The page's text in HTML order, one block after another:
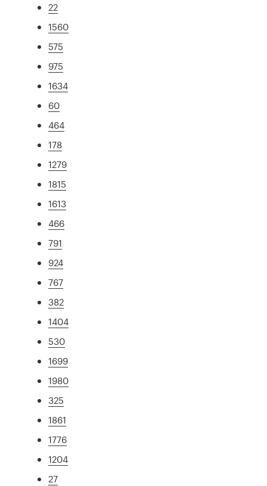
22
1560
575
975
1634
60
464
178
1279
1815
1613
466
791
924
767
382
1404
530
1699
1980
325
1861
1776
1204
27